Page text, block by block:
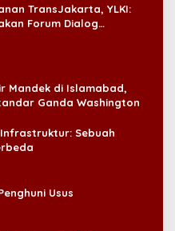
TransJakarta, YLKI:
Forum Dialog
Mandek di Islamabad,
Ganda Washington
Sebuah
Usus